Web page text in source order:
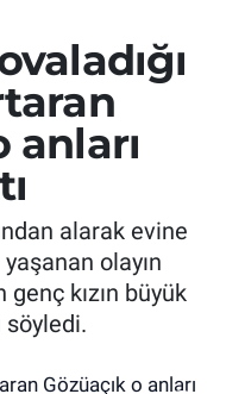
anları
alarak evine
olayın
genç kızın büyük
söyledi.